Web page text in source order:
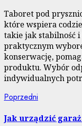
Taboret pod
które wspiera
takie jak stabilność i
praktycznym
konserwację,
produktu. Wybór
indywidualnych
Nawigacja
wpisu
Poprzedni
Jak urządzić